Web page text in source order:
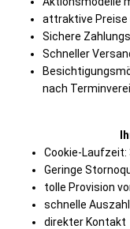
attraktive Preise
Sichere
Schneller
nach
Cookie-Laufzeit:
Geringe
tolle Provision
schnelle
direkter Kontakt